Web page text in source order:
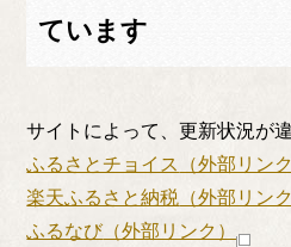
ています
サイトによって、更新状況が
ふるさとチョイス
（外部リンク
楽天ふるさと納税 （外部リンク
ふるなび（外部リンク）